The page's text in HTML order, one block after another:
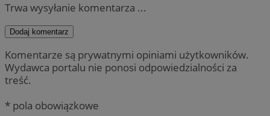
Trwa wysyłanie komentarza ...
Dodaj komentarz
Komentarze są prywatnymi opiniami użytkowników.
Wydawca portalu nie ponosi odpowiedzialności za
treść.
* pola obowiązkowe